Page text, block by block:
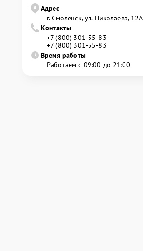
Адрес
г. Смоленск, ул. Николаева, 12А
Контакты
+7 (800) 301-55-83
+7 (800) 301-55-83
Время работы
Работаем с 09:00 до 21:00